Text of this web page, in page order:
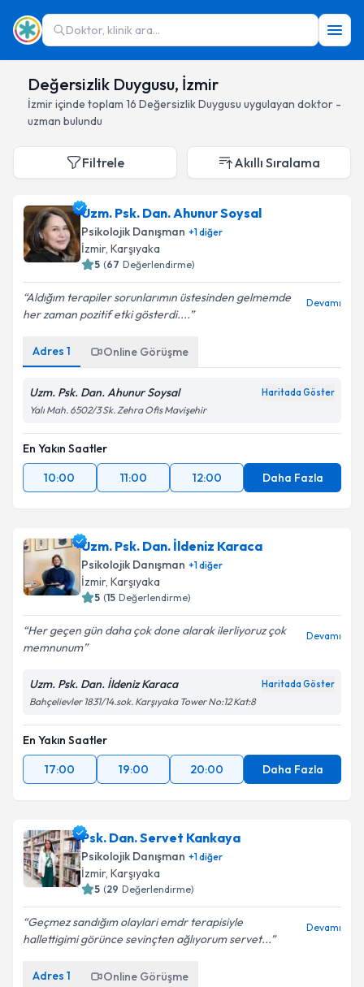
Doktor, klinik ara...
Değersizlik Duygusu, İzmir
İzmiriçinde toplam 16 Değersizlik Duygusu uygulayan doktor -
uzman bulundu
Filtrele Akıllı Sıralama
Uzm. Psk. Dan. Ahunur Soysal
Psikolojik Danışman +1diğer
İzmir, Karşıyaka
5 (67 Değerlendirme)
Aldığım terapiler sorunlarımın üstesinden gelmemde
her zaman pozitif etki gösterdi....
Devamı
Adres 1 Online Görüşme
Uzm. Psk. Dan. Ahunur Soysal Haritada Göster
Yalı Mah. 6502/3 Sk. Zehra Ofis Mavişehir
En Yakın Saatler
10:00
11:00 12:00 Daha Fazla
Uzm. Psk. Dan. İldeniz Karaca
Psikolojik Danışman +1diğer
İzmir, Karşıyaka
5 (15 Değerlendirme)
Her geçen gün daha çok done alarak ilerliyoruz çok
memnunum
Devamı
Uzm. Psk. Dan. İldeniz Karaca Haritada Göster
Bahçelievler 1831/14.sok. Karşıyaka Tower No:12 Kat:8
En Yakın Saatler
17:00
19:00 20:00 Daha Fazla
Psk. Dan. Servet Kankaya
Psikolojik Danışman +1diğer
İzmir, Karşıyaka
5 (29 Değerlendirme)
Geçmez sandığım olaylari emdr terapisiyle
hallettigimi görünce sevinçten ağlıyorum servet...
Devamı
Adres 1 Online Görüşme